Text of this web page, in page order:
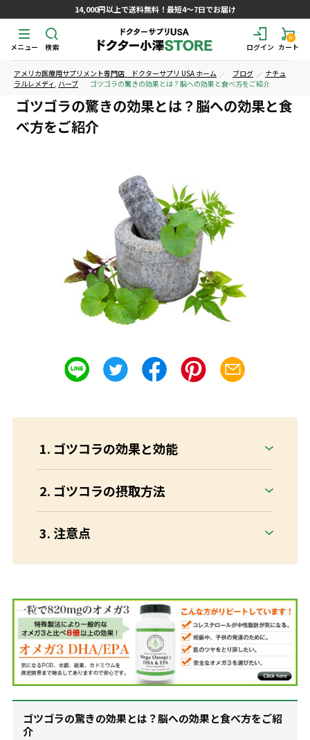
14,000円以上で送料無料！最短4～7日でお届け
ログイン
0
カート
検索
メニュー
アメリカ医療用サプリメント専門店 ドクターサプリ USA ホーム ブログ
ナチュ
ラルレメディ, ハーブ ゴツゴラの驚きの効果とは？脳への効果と食べ方をご紹介
ゴツゴラの驚きの効果とは？脳への効果と食
べ方をご紹介
ゴツコラの効果と効能
ゴツコラの摂取方法
注意点
ゴツゴラの驚きの効果とは？脳への効果と食べ方をご紹
介